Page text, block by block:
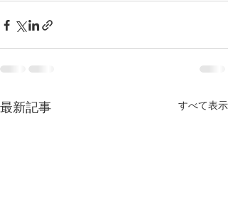
最新記事 すべて表示